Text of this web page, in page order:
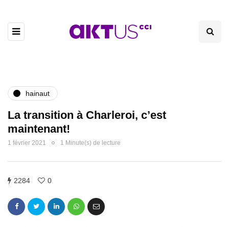
hainaut
La transition à Charleroi, c’est
maintenant!
1 février 2021 1 Minute(s) de lecture
2284 0